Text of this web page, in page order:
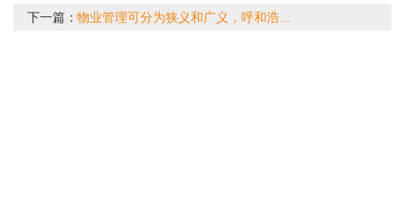
下一篇：物业管理可分为狭义和广义，呼和浩...